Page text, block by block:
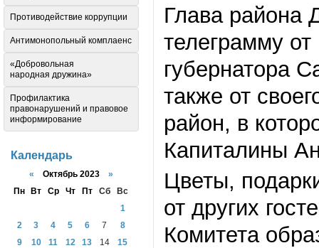
Глава района
телеграмму
губернатора
также от
район, в
Капиталины
Цветы,
от других
Комитета
Противодействие коррупции
Антимонопольный комплаенс
«Добровольная
народная дружина»
Профилактика
правонарушений и правовое
информирование
Календарь
« Октябрь 2023 »
Пн
Вт Ср Чт Пт Сб
Вс
1
2
3 4 5 6 7
8
9
10 11 12 13 14
15